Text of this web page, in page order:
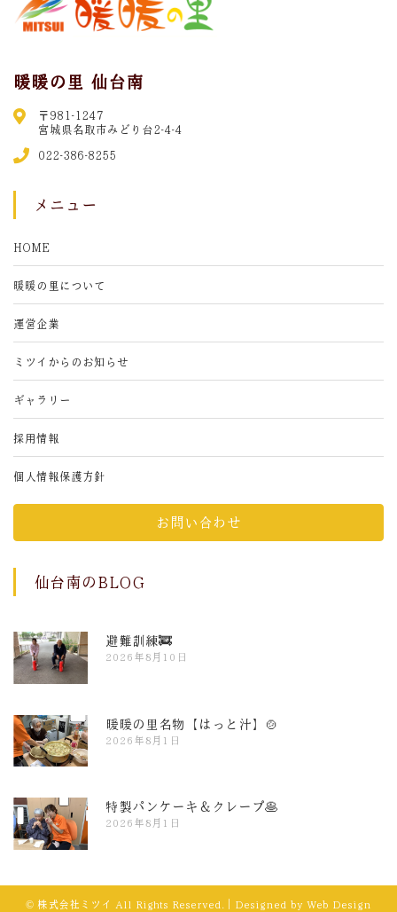
暖暖の里 仙台南
〒981-1247
宮城県名取市みどり台2-4-4
022-386-8255
メニュー
HOME
暖暖の里について
運営企業
ミツイからのお知らせ
ギャラリー
採用情報
個人情報保護方針
お問い合わせ
仙台南のBLOG
避難訓練🚒
2026年8月10日
暖暖の里名物【はっと汁】🍲
2026年8月1日
特製パンケーキ＆クレープ🥞
2026年8月1日
© 株式会社ミツイ All Rights Reserved.｜Designed by Web Design